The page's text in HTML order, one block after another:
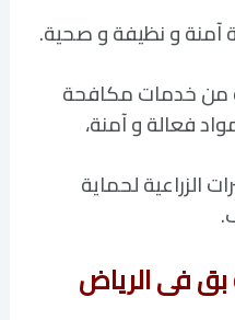
و نظيفة و صحية.
من خدمات مكافحة
فعالة و آمنة،
الزراعية لحماية
فى الرياض